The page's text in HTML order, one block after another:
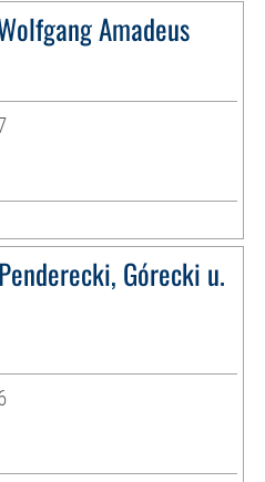
Amadeus
Górecki u.